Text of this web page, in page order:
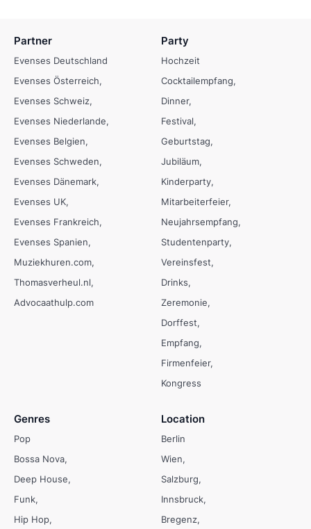
Partner
Evenses Deutschland
Evenses Österreich
Evenses Schweiz
Evenses Niederlande
Evenses Belgien
Evenses Schweden
Evenses Dänemark
Evenses UK
Evenses Frankreich
Evenses Spanien
Muziekhuren.com
Thomasverheul.nl
Advocaathulp.com
Party
Hochzeit
Cocktailempfang
Dinner
Festival
Geburtstag
Jubiläum
Kinderparty
Mitarbeiterfeier
Neujahrsempfang
Studentenparty
Vereinsfest
Drinks
Zeremonie
Dorffest
Empfang
Firmenfeier
Kongress
Genres
Pop
Bossa Nova
Deep House
Funk
Hip Hop
Location
Berlin
Wien
Salzburg
Innsbruck
Bregenz